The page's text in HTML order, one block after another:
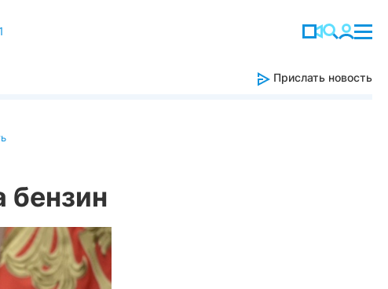
Прислать новость
бензин